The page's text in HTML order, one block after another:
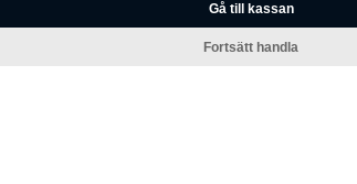
Gå till kassan
Fortsätt handla